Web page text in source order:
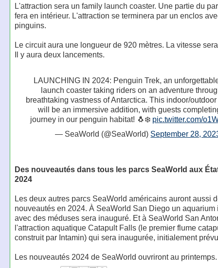
L'attraction sera un family launch coaster. Une partie du
fera en intérieur. L'attraction se terminera par un enclos
pinguins.
Le circuit aura une longueur de 920 mètres. La vitesse
Il y aura deux lancements.
LAUNCHING IN 2024: Penguin Trek, an
launch coaster taking riders on an adventure
breathtaking vastness of Antarctica. This indoor/
will be an immersive addition, with guests
journey in our penguin habitat! 🐧❄️ pic.twitter.com/
— SeaWorld (@SeaWorld) September 28,
Des nouveautés dans tous les parcs SeaWorld aux
2024
Les deux autres parcs SeaWorld américains auront aussi
nouveautés en 2024. À SeaWorld San Diego un aquarium
avec des méduses sera inauguré. Et à SeaWorld San
l'attraction aquatique Catapult Falls (le premier flume
construit par Intamin) qui sera inaugurée, initialement
Les nouveautés 2024 de SeaWorld ouvriront au printemps.